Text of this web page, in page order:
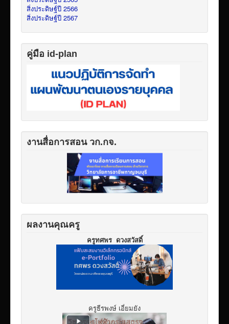
สิ่งประดิษฐ์ปี 2566
สิ่งประดิษฐ์ปี 2567
คู่มือ id-plan
งานสื่อการสอน วก.กจ.
ผลงานคุณครู
ครูทศพร ดวงสวัสดิ์
ครูธีรพงษ์ เอี่ยมยัง